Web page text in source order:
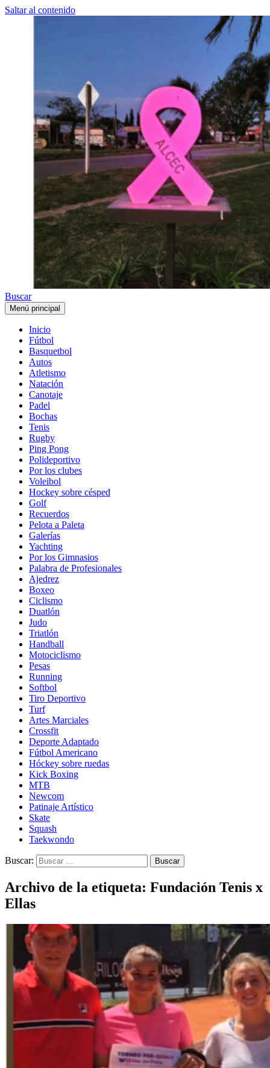
Saltar al contenido
Buscar
Menú principal
Inicio
Fútbol
Basquetbol
Autos
Atletismo
Natación
Canotaje
Padel
Bochas
Tenis
Rugby
Ping Pong
Polideportivo
Por los clubes
Voleibol
Hockey sobre césped
Golf
Recuerdos
Pelota a Paleta
Galerías
Yachting
Por los Gimnasios
Palabra de Profesionales
Ajedrez
Boxeo
Ciclismo
Duatlón
Judo
Triatlón
Handball
Motociclismo
Pesas
Running
Softbol
Tiro Deportivo
Turf
Artes Marciales
Crossfit
Deporte Adaptado
Fútbol Americano
Hóckey sobre ruedas
Kick Boxing
MTB
Newcom
Patinaje Artístico
Skate
Squash
Taekwondo
Buscar:
Archivo de la etiqueta: Fundación Tenis x
Ellas